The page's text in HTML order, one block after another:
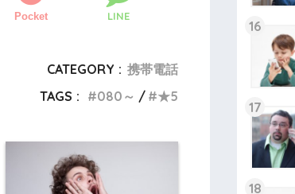
Pocket LINE
CATEGORY : 携帯電話
TAGS :
080～ ★5
16
17
18